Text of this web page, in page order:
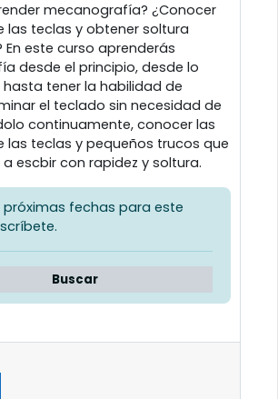
mecanografía? ¿Conocer
las teclas y obtener soltura
En este curso aprenderás
desde el principio, desde lo
tener la habilidad de
el teclado sin necesidad de
continuamente, conocer las
las teclas y pequeños trucos que
escbir con rapidez y soltura.
próximas fechas para este
Buscar